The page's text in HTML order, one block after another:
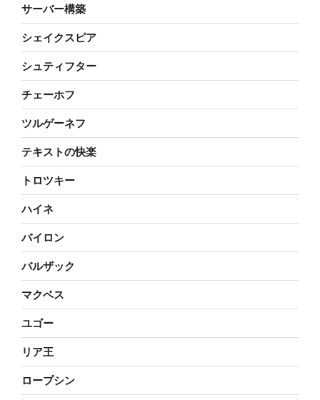
サーバー構築
シェイクスピア
シュティフター
チェーホフ
ツルゲーネフ
テキストの快楽
トロツキー
ハイネ
バイロン
バルザック
マクベス
ユゴー
リア王
ロープシン